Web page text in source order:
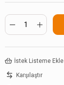
İstek Listeme Ekle
Karşılaştır